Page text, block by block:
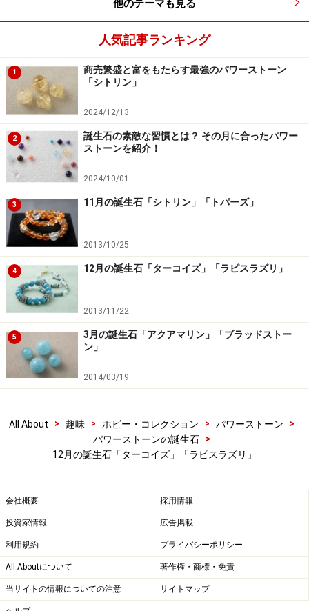
【関連記事】
・ラピスラズリ
「幸運を招く世界最古のパワーストーン 」
【関連サイト】
・楽習フォーラム
「 日本パワーストーン認定講座 」
※記事内容は執筆時点のものです。最新の内容をご確認くださ
い。
【編集部おすすめの購入サイト】
Amazonでパワーストーンをチェック！
楽天市場でパワーストーンをチェック！
他のテーマも見る
人気記事ランキング
1
商売繁盛と富をもたらす最強のパワーストーン
「シトリン」
2024/12/13
2
誕生石の素敵な習慣とは？ その月に合ったパワー
ストーンを紹介！
2024/10/01
3 11月の誕生石「シトリン」「トパーズ」
2013/10/25
4 12月の誕生石「ターコイズ」「ラピスラズリ」
2013/11/22
5
3月の誕生石「アクアマリン」「ブラッドストー
ン」
2014/03/19
All About > 趣味 > ホビー・コレクション > パワーストーン
>
パワーストーンの誕生石
>
12月の誕生石「ターコイズ」「ラピスラズリ」
会社概要 採用情報
投資家情報 広告掲載
利用規約 プライバシーポリシー
All Aboutについて 著作権・商標・免責
当サイトの情報についての注意 サイトマップ